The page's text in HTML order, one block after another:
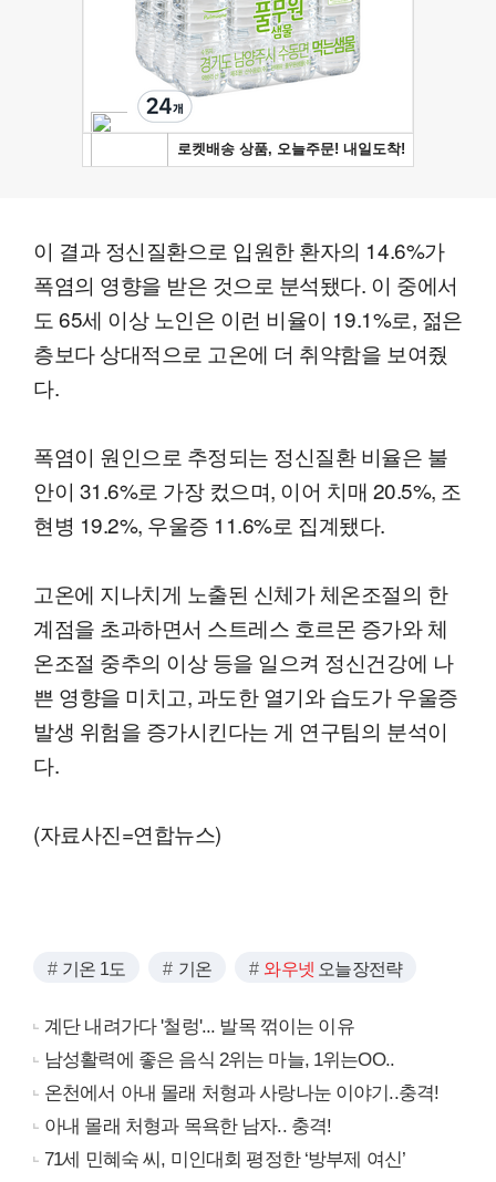
이 결과 정신질환으로 입원한 환자의 14.6%가
폭염의 영향을 받은 것으로 분석됐다. 이 중에서
도 65세 이상 노인은 이런 비율이 19.1%로, 젊은
층보다 상대적으로 고온에 더 취약함을 보여줬
다.
폭염이 원인으로 추정되는 정신질환 비율은 불
안이 31.6%로 가장 컸으며, 이어 치매 20.5%, 조
현병 19.2%, 우울증 11.6%로 집계됐다.
고온에 지나치게 노출된 신체가 체온조절의 한
계점을 초과하면서 스트레스 호르몬 증가와 체
온조절 중추의 이상 등을 일으켜 정신건강에 나
쁜 영향을 미치고, 과도한 열기와 습도가 우울증
발생 위험을 증가시킨다는 게 연구팀의 분석이
다.
(자료사진=연합뉴스)
기온 1도 기온 와우넷 오늘장전략
계단 내려가다 '철렁'... 발목 꺾이는 이유
남성활력에 좋은 음식 2위는 마늘, 1위는OO..
온천에서 아내 몰래 처형과 사랑나눈 이야기..충격!
아내 몰래 처형과 목욕한 남자.. 충격!
71세 민혜숙 씨, 미인대회 평정한 ‘방부제 여신’